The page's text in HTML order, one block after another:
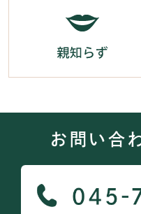
お問い合